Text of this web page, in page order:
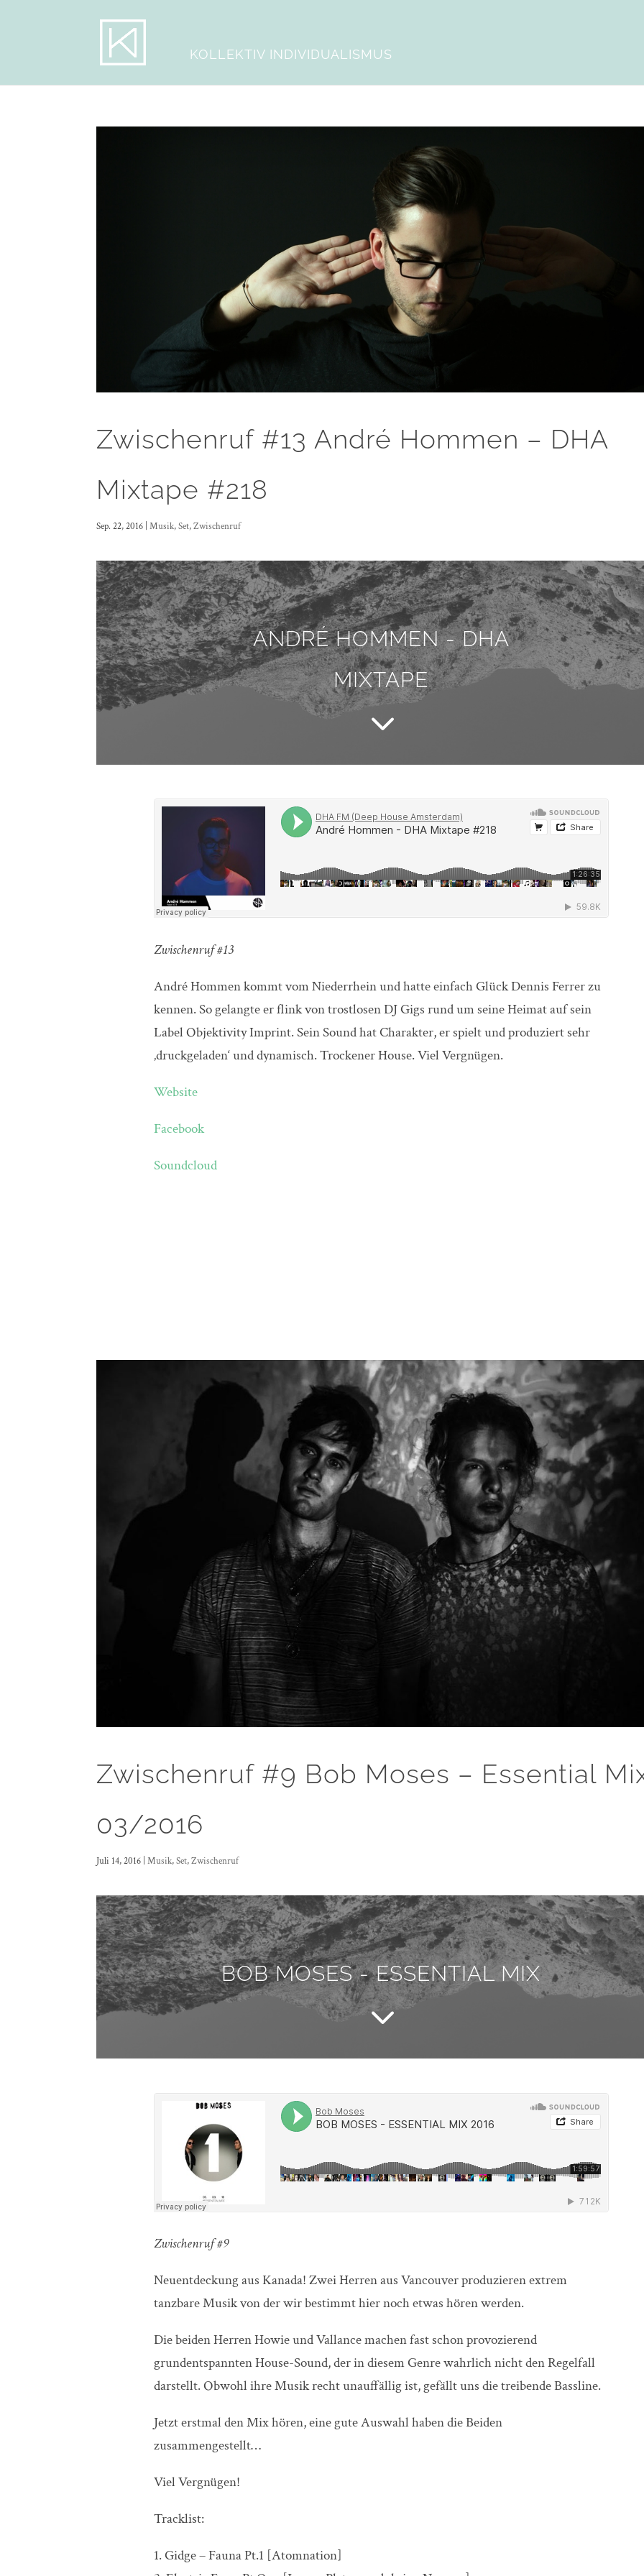
KOLLEKTIV INDIVIDUALISMUS
Zwischenruf #13 André Hommen – DHA
Mixtape #218
Sep. 22, 2016 |Musik,Set,Zwischenruf
ANDRÉ HOMMEN - DHA
MIXTAPE
3
Zwischenruf #13
André Hommen kommt vom Niederrhein und hatte einfach GlückDennis Ferrer zu
kennen. So gelangte er flink von trostlosen DJ Gigs rund um seine Heimat auf sein
Label Objektivity Imprint. Sein Sound hat Charakter, er spielt und produziert sehr
‚druckgeladen‘ und dynamisch. Trockener House. Viel Vergnügen.
Website
Facebook
Soundcloud
Zwischenruf #9 Bob Moses – Essential
03/2016
Juli 14, 2016 |Musik,Set,Zwischenruf
BOB MOSES - ESSENTIAL MIX
3
Zwischenruf #9
Neuentdeckung aus Kanada! Zwei Herren aus Vancouver produzieren extrem
tanzbare Musik von der wir bestimmt hier noch etwas hören werden.
Die beiden Herren Howie und Vallance machen fast schon provozierend
grundentspannten House-Sound, der in diesem Genre wahrlich nicht den Regelfall
darstellt. Obwohl ihre Musik recht unauffällig ist, gefällt uns die treibende Bassline.
Jetzt erstmal den Mix hören, eine gute Auswahl haben die Beiden
zusammengestellt…
Viel Vergnügen!
Tracklist:
1. Gidge – Fauna Pt.1 [Atomnation]